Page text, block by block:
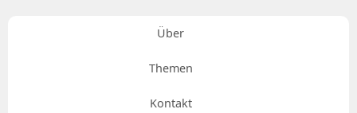
Über
Themen
Kontakt